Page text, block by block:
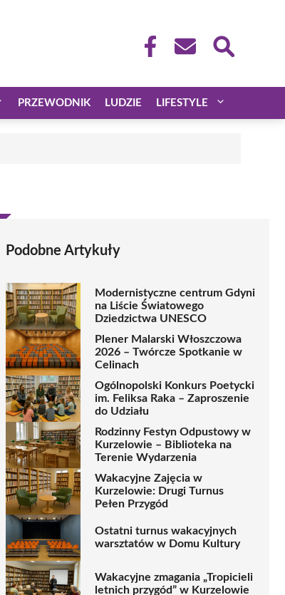
PRZEWODNIK LUDZIE LIFESTYLE
Podobne Artykuły
Modernistyczne centrum Gdyni
na Liście Światowego
Dziedzictwa UNESCO
Plener Malarski Włoszczowa
2026 – Twórcze Spotkanie w
Celinach
Ogólnopolski Konkurs Poetycki
im. Feliksa Raka – Zaproszenie
do Udziału
Rodzinny Festyn Odpustowy w
Kurzelowie – Biblioteka na
Terenie Wydarzenia
Wakacyjne Zajęcia w
Kurzelowie: Drugi Turnus
Pełen Przygód
Ostatni turnus wakacyjnych
warsztatów w Domu Kultury
Wakacyjne zmagania „Tropicieli
letnich przygód” w Kurzelowie